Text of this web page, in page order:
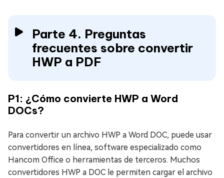
Parte 4. Preguntas
frecuentes sobre convertir
HWP a PDF
P1: ¿Cómo convierte HWP a Word
DOCs?
Para convertir un archivo HWP a Word DOC, puede usar
convertidores en línea, software especializado como
Hancom Office o herramientas de terceros. Muchos
convertidores HWP a DOC le permiten cargar el archivo